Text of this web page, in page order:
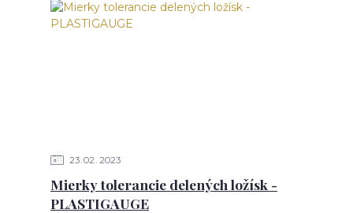
23 02 2023
Mierky tolerancie delených ložísk -
PLASTIGAUGE